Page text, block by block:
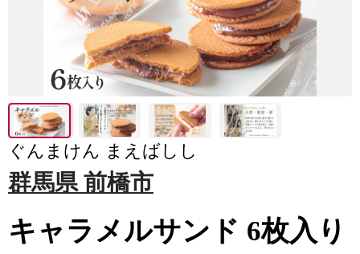
ぐんまけん まえばしし
群馬県 前橋市
キャラメルサンド 6枚入り